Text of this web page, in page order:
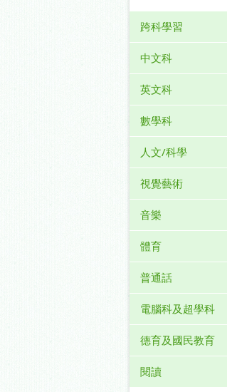
跨科學習
中文科
英文科
數學科
人文/科學
視覺藝術
音樂
體育
普通話
電腦科及超學科
德育及國民教育
閱讀